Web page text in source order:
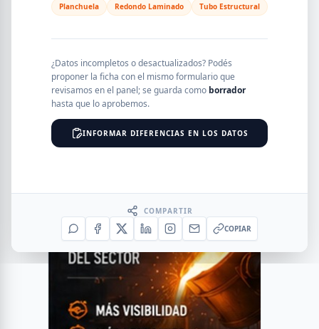
Planchuela
Redondo Laminado Tubo Estructural
¿Datos incompletos o desactualizados? Podés
proponer la ficha con el mismo formulario que
revisamos en el panel; se guarda como borrador
hasta que lo aprobemos.
INFORMAR DIFERENCIAS EN LOS DATOS
COMPARTIR
COPIAR